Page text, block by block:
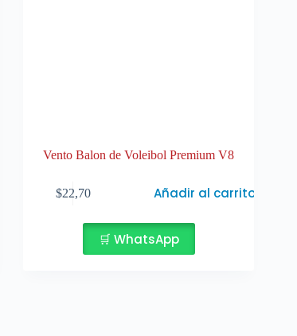
Vento Balon de Voleibol Premium V8
$22,70 Añadir al carrito
🛒 WhatsApp